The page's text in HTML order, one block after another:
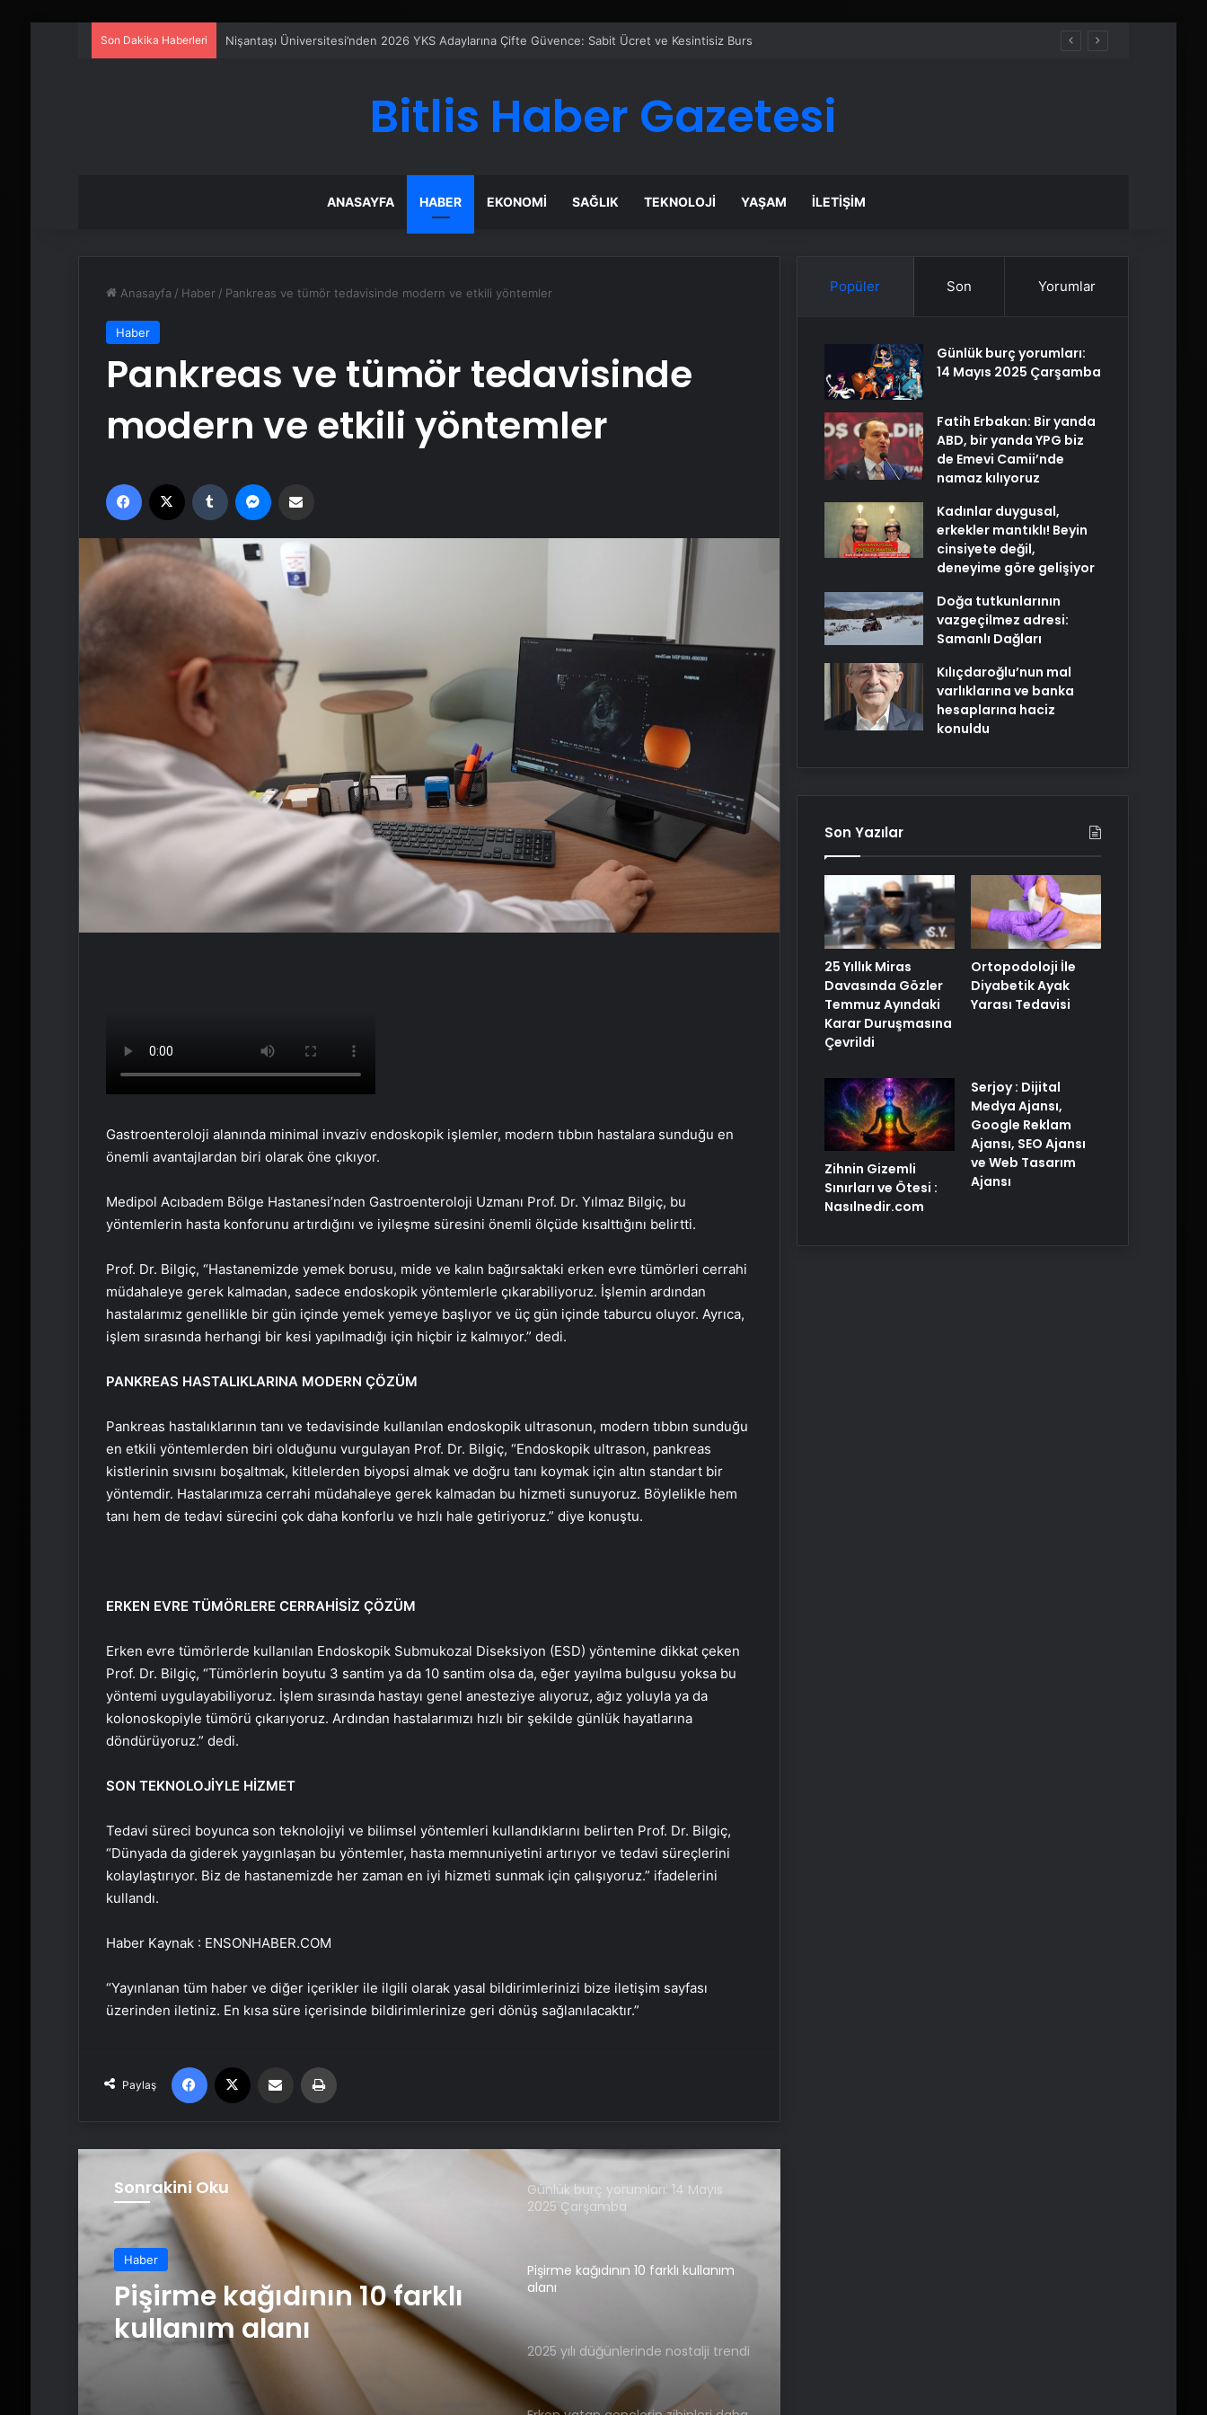
Son Dakika Haberleri 25 Yıllık Miras Davasında Gözler Temmuz Ayındaki Karar Duruşmasına Çevrildi
Bitlis Haber Gazetesi
ANASAYFA HABER EKONOMI SAĞLIK TEKNOLOJI YAŞAM İLETIŞIM
Anasayfa / Haber / Pankreas ve tümör tedavisinde modern ve etkili yöntemler
Haber
Pankreas ve tümör tedavisinde
modern ve etkili yöntemler
Facebook Tumblr
Gastroenteroloji alanında minimal invaziv endoskopik işlemler, modern tıbbın hastalara sunduğu en
önemli avantajlardan biri olarak öne çıkıyor.
Medipol Acıbadem Bölge Hastanesi’nden Gastroenteroloji Uzmanı Prof. Dr. Yılmaz Bilgiç, bu
yöntemlerin hasta konforunu artırdığını ve iyileşme süresini önemli ölçüde kısalttığını belirtti.
Prof. Dr. Bilgiç, “Hastanemizde yemek borusu, mide ve kalın bağırsaktaki erken evre tümörleri cerrahi
müdahaleye gerek kalmadan, sadece endoskopik yöntemlerle çıkarabiliyoruz. İşlemin ardından
hastalarımız genellikle bir gün içinde yemek yemeye başlıyor ve üç gün içinde taburcu oluyor. Ayrıca,
işlem sırasında herhangi bir kesi yapılmadığı için hiçbir iz kalmıyor.” dedi.
PANKREAS HASTALIKLARINA MODERN ÇÖZÜM
Pankreas hastalıklarının tanı ve tedavisinde kullanılan endoskopik ultrasonun, modern tıbbın sunduğu
en etkili yöntemlerden biri olduğunu vurgulayan Prof. Dr. Bilgiç, “Endoskopik ultrason, pankreas
kistlerinin sıvısını boşaltmak, kitlelerden biyopsi almak ve doğru tanı koymak için altın standart bir
yöntemdir. Hastalarımıza cerrahi müdahaleye gerek kalmadan bu hizmeti sunuyoruz. Böylelikle hem
tanı hem de tedavi sürecini çok daha konforlu ve hızlı hale getiriyoruz.” diye konuştu.
ERKEN EVRE TÜMÖRLERE CERRAHİSİZ ÇÖZÜM
Erken evre tümörlerde kullanılan Endoskopik Submukozal Diseksiyon (ESD) yöntemine dikkat çeken
Prof. Dr. Bilgiç, “Tümörlerin boyutu 3 santim ya da 10 santim olsa da, eğer yayılma bulgusu yoksa bu
yöntemi uygulayabiliyoruz. İşlem sırasında hastayı genel anesteziye alıyoruz, ağız yoluyla ya da
kolonoskopiyle tümörü çıkarıyoruz. Ardından hastalarımızı hızlı bir şekilde günlük hayatlarına
döndürüyoruz.” dedi.
SON TEKNOLOJİYLE HİZMET
Tedavi süreci boyunca son teknolojiyi ve bilimsel yöntemleri kullandıklarını belirten Prof. Dr. Bilgiç,
“Dünyada da giderek yaygınlaşan bu yöntemler, hasta memnuniyetini artırıyor ve tedavi süreçlerini
kolaylaştırıyor. Biz de hastanemizde her zaman en iyi hizmeti sunmak için çalışıyoruz.” ifadelerini
kullandı.
Haber Kaynak : ENSONHABER.COM
“Yayınlanan tüm haber ve diğer içerikler ile ilgili olarak yasal bildirimlerinizi bize iletişim sayfası
üzerinden iletiniz. En kısa süre içerisinde bildirimlerinize geri dönüş sağlanılacaktır.”
Paylaş
Facebook Email'den paylaş
Sonrakini Oku
Haber
Pişirme kağıdının 10 farklı
kullanım alanı
Spora başlamadan kalp sağlığınıza
baktırın
Günlük burç yorumları: 14 Mayıs
2025 Çarşamba
Pişirme kağıdının 10 farklı kullanım
alanı
2025 yılı düğünlerinde nostalji trendi
Popüler Son Yorumlar
Günlük burç yorumları:
14 Mayıs 2025 Çarşamba
Fatih Erbakan: Bir yanda
ABD, bir yanda YPG biz
de Emevi Camii’nde
namaz kılıyoruz
Kadınlar duygusal,
erkekler mantıklı! Beyin
cinsiyete değil,
deneyime göre gelişiyor
Doğa tutkunlarının
vazgeçilmez adresi:
Samanlı Dağları
Kılıçdaroğlu’nun mal
varlıklarına ve banka
hesaplarına haciz
konuldu
Son Yazılar
25 Yıllık Miras
Davasında Gözler
Temmuz Ayındaki
Karar Duruşmasına
Çevrildi
Ortopodoloji İle
Diyabetik Ayak
Yarası Tedavisi
Zihnin Gizemli
Sınırları ve Ötesi :
Nasılnedir.com
Serjoy : Dijital
Medya Ajansı,
Google Reklam
Ajansı, SEO Ajansı
ve Web Tasarım
Ajansı